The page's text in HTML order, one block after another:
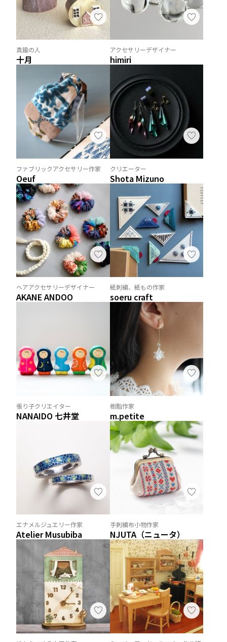
真鍮の人
十月
アクセサリーデザイナー
himiri
ファブリックアクセサリー作家
Oeuf
クリエーター
Shota Mizuno
ヘアアクセサリーデザイナー
AKANE ANDOO
紙刺繍、紙もの作家
soeru craft
張り子クリエイター
NANAIDO 七井堂
樹脂作家
m.petite
エナメルジュエリー作家
Atelier Musubiba
手刺繍布小物作家
NJUTA（ニュータ）